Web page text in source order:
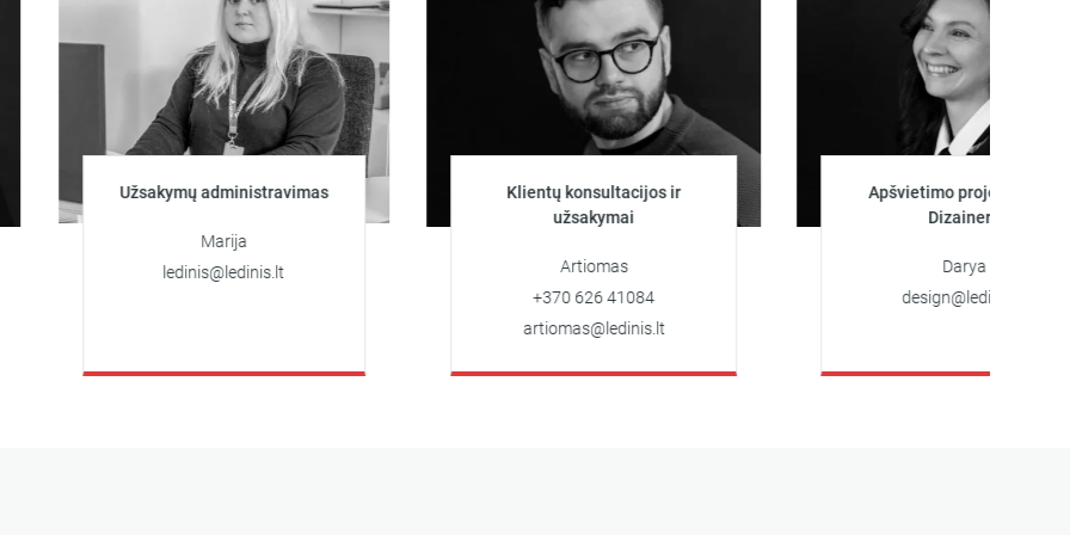
Užsakymų administravimas
ledinis@ledinis.lt
Klientų konsultacijos ir
užsakymai
Artiomas
+370 626 41084
artiomas@ledinis.lt
Apšvietimo projektuotoja
Dizainerė
design@ledinis.lt